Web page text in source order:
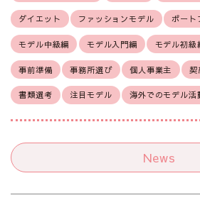
ダイエット ファッションモデル ポート
モデル中級編 モデル入門編 モデル初級
事前準備 事務所選び 個人事業主 契
書類選考 注目モデル 海外でのモデル活
News